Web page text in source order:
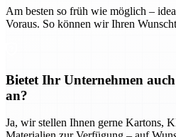
Am besten so früh wie möglich –
Voraus. So können wir Ihren
Bietet Ihr Unternehmen
an?
Ja, wir stellen Ihnen gerne Kartons,